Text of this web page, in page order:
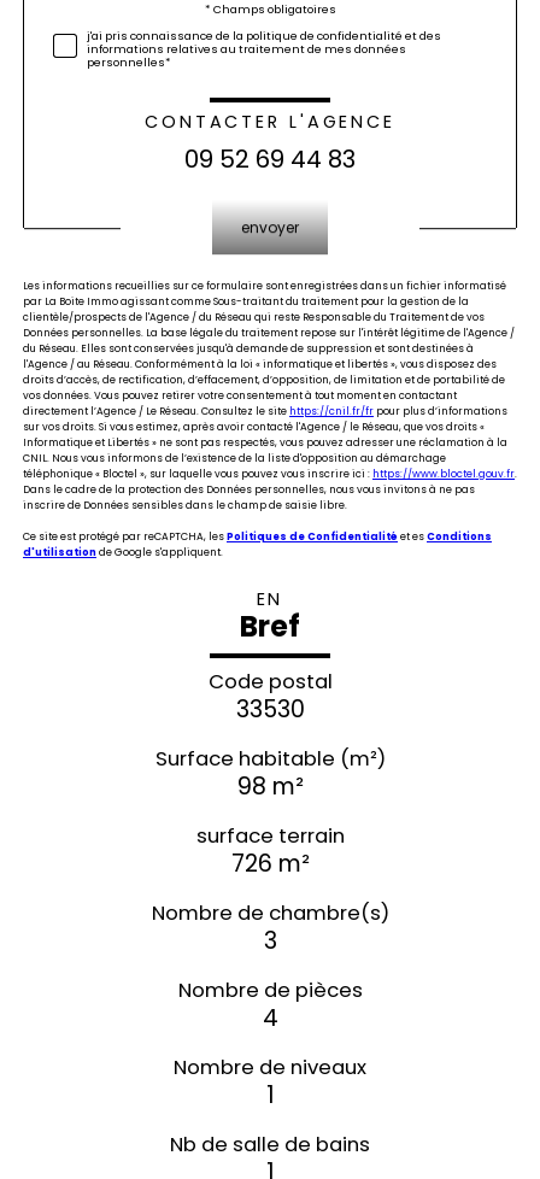
* Champs obligatoires
j'ai pris connaissance de la politique de confidentialité et des
informations relatives au traitement de mes données
personnelles*
CONTACTER L'AGENCE
09 52 69 44 83
envoyer
Les informations recueillies sur ce formulaire sont enregistrées dans un fichier informatisé
par La Boite Immo agissant comme Sous-traitant du traitement pour la gestion de la
clientèle/prospects de l'Agence / du Réseau qui reste Responsable du Traitement de vos
Données personnelles. La base légale du traitement repose sur l'intérêt légitime de l'Agence /
du Réseau. Elles sont conservées jusqu'à demande de suppression et sont destinées à
l'Agence / au Réseau. Conformément à la loi « informatique et libertés », vous disposez des
droits d’accès, de rectification, d’effacement, d’opposition, de limitation et de portabilité de
vos données. Vous pouvez retirer votre consentement à tout moment en contactant
directement l’Agence / Le Réseau. Consultez le site https://cnil.fr/fr pour plus d’informations
sur vos droits. Si vous estimez, après avoir contacté l'Agence / le Réseau, que vos droits «
Informatique et Libertés » ne sont pas respectés, vous pouvez adresser une réclamation à la
CNIL. Nous vous informons de l’existence de la liste d'opposition au démarchage
téléphonique « Bloctel », sur laquelle vous pouvez vous inscrire ici : https://www.bloctel.gouv.fr.
Dans le cadre de la protection des Données personnelles, nous vous invitons à ne pas
inscrire de Données sensibles dans le champ de saisie libre.
Ce site est protégé par reCAPTCHA, lesPolitiques de Confidentialitéet esConditions
d'utilisationde Google s'appliquent.
EN
Bref
Code postal
33530
Surface habitable (m²)
98 m²
surface terrain
726 m²
Nombre de chambre(s)
3
Nombre de pièces
4
Nombre de niveaux
1
Nb de salle de bains
1